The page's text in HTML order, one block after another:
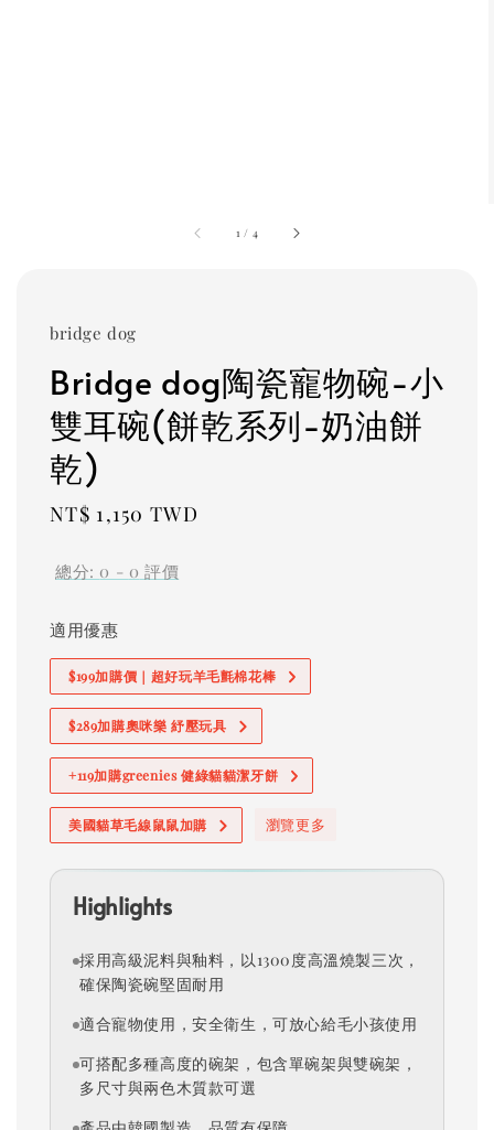
1 / 4
bridge dog
Bridge dog陶瓷寵物碗-小
雙耳碗(餅乾系列-奶油餅
乾)
Regular
NT$ 1,150 TWD
總分: 0 - 0 評價
適用優惠
$199加購價｜超好玩羊毛氈棉花棒
$289加購奧咪樂 紓壓玩具
+119加購greenies 健綠貓貓潔牙餅
美國貓草毛線鼠鼠加購 瀏覽更多
Highlights
採用高級泥料與釉料，以1300度高溫燒製三次，
確保陶瓷碗堅固耐用
適合寵物使用，安全衛生，可放心給毛小孩使用
可搭配多種高度的碗架，包含單碗架與雙碗架，
多尺寸與兩色木質款可選